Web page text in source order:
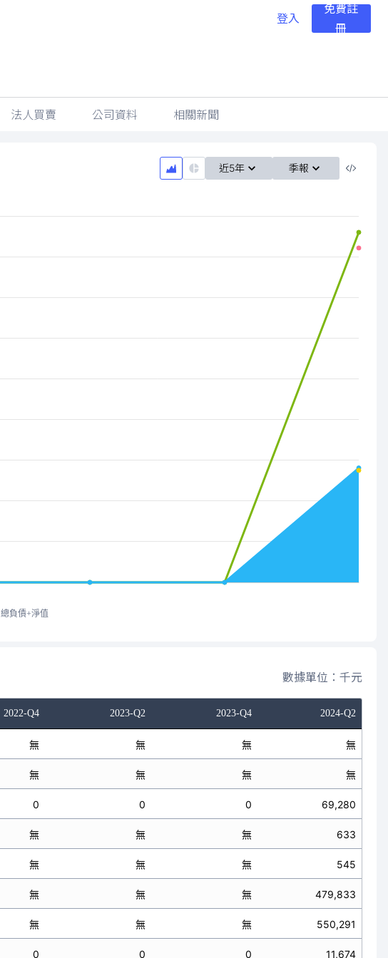
登入
免費註
冊
法人買賣 公司資料 相關新聞
近5年 季報
總負債+淨值
數據單位：千元
2022-Q4 2023-Q2 2023-Q4 2024-Q2
無 無 無 無
無 無 無 無
0 0 0 69,280
無 無 無 633
無 無 無 545
無 無 無 479,833
無 無 無 550,291
0 0 0 11,674